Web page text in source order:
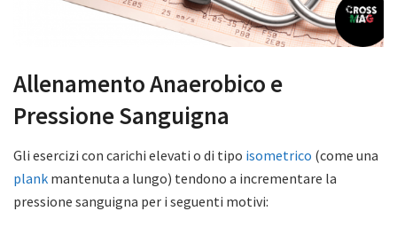
Allenamento Anaerobico e
Pressione Sanguigna
Gli esercizi con carichi elevati o di tipo isometrico (come una
plank mantenuta a lungo) tendono a incrementare la
pressione sanguigna per i seguenti motivi: